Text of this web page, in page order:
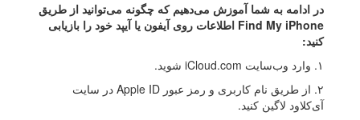
در ادامه به شما آموزش می‌دهیم که چگونه می‌توانید از طریق
Find My iPhone اطلاعات روی آیفون یا آیپد خود را بازیابی
کنید:
۱. وارد وب‌سایت iCloud.com شوید.
۲. از طریق نام کاربری و رمز عبور Apple ID در سایت
آی‌کلاود لاگین کنید.